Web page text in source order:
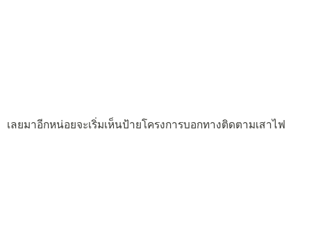
เลยมาอีกหน่อยจะเริ่มเห็นป้ายโครงการบอกทางติดตามเสาไฟ